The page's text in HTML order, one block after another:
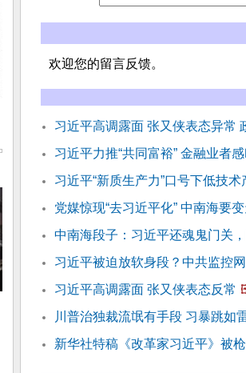
欢迎您的留言反馈。
习近平高调露面 张又侠表态异常
习近平力推“共同富裕” 金融业者
习近平“新质生产力”口号下低技
党媒惊现“去习近平化” 中南海要变
中南海段子：习近平还魂鬼门关
习近平被迫放软身段？中共监控
习近平高调露面 张又侠表态反常
川普治独裁流氓有手段 习暴跳如
新华社特稿《改革家习近平》被